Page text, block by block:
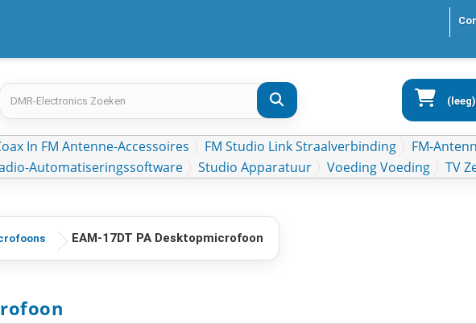
(leeg)
In FM Antenne-Accessoires FM Studio Link Straalverbinding FM-
Automatiseringssoftware Studio Apparatuur Voeding Voeding TV
EAM-17DT PA Desktopmicrofoon